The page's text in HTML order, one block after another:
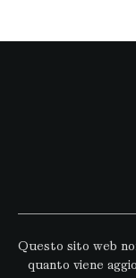
Questo sito web
quanto viene